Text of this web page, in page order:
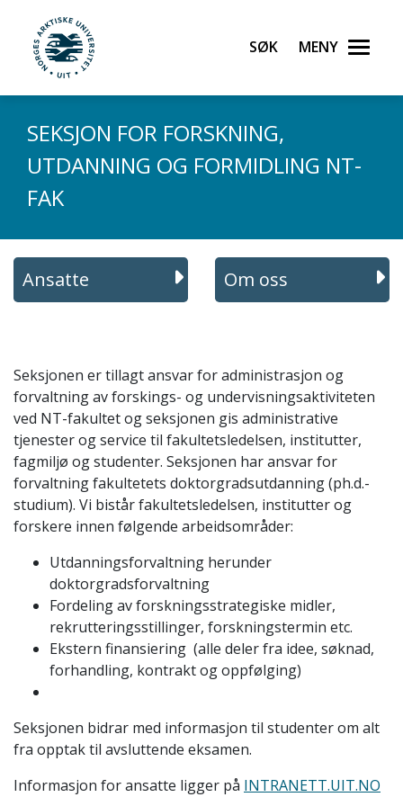
Gå til hovedinnhold
UiT Norges arktiske universitet
Søk Meny
SEKSJON FOR FORSKNING,
UTDANNING OG FORMIDLING NT-
FAK
Ansatte Om oss
Seksjonen er tillagt ansvar for administrasjon og
forvaltning av forskings- og undervisningsaktiviteten
ved NT-fakultet og seksjonen gis administrative
tjenester og service til fakultetsledelsen, institutter,
fagmiljø og studenter. Seksjonen har ansvar for
forvaltning fakultetets doktorgradsutdanning (ph.d.-
studium). Vi bistår fakultetsledelsen, institutter og
forskere innen følgende arbeidsområder:
Utdanningsforvaltning herunder
doktorgradsforvaltning
Fordeling av forskningsstrategiske midler,
rekrutteringsstillinger, forskningstermin etc.
Ekstern finansiering (alle deler fra idee, søknad,
forhandling, kontrakt og oppfølging)
Seksjonen bidrar med informasjon til studenter om alt
fra opptak til avsluttende eksamen.
Informasjon for ansatte ligger på INTRANETT.UIT.NO